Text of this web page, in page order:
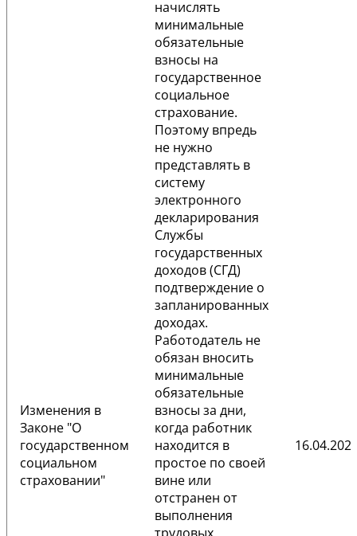
Изменения в
Законе "О
государственном
социальном
страховании"
начислять
минимальные
обязательные
взносы на
государственное
социальное
страхование.
Поэтому впредь
не нужно
представлять в
систему
электронного
декларирования
Службы
государственных
доходов (СГД)
подтверждение о
запланированных
доходах.
Работодатель не
обязан вносить
минимальные
обязательные
взносы за дни,
когда работник
находится в
простое по своей
вине или
отстранен от
выполнения